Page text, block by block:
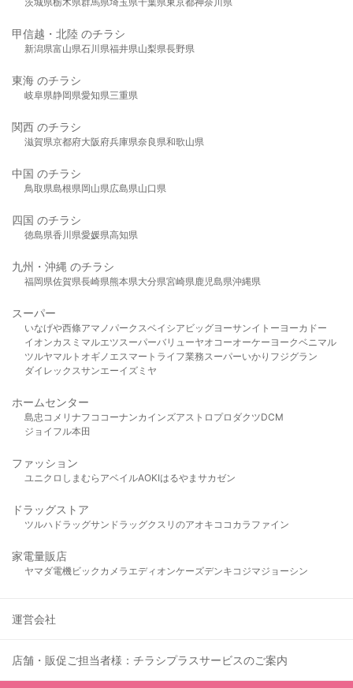
甲信越・北陸 のチラシ
新潟県富山県石川県福井県山梨県長野県
東海 のチラシ
岐阜県静岡県愛知県三重県
関西 のチラシ
滋賀県京都府大阪府兵庫県奈良県和歌山県
中国 のチラシ
鳥取県島根県岡山県広島県山口県
四国 のチラシ
徳島県香川県愛媛県高知県
九州・沖縄 のチラシ
福岡県佐賀県長崎県熊本県大分県宮崎県鹿児島県沖縄県
スーパー
いなげや西條アマノパークスベイシア ビッグヨーサンイトーヨーカドー
イオンカスミ マルエツスーパーバリューヤオコーオーケー ヨークベニマル
ツルヤマルト オギノ エスマート ライフ業務スーパーいかり フジグラン
ダイレックスサンエーイズミヤ
ホームセンター
島忠 コメリ ナフコ コーナンカインズアストロプロダクツDCM
ジョイフル本田
ファッション
ユニクロ しまむら アベイルAOKIはるやま サカゼン
ドラッグストア
ツルハドラッグサンドラッグクスリのアオキ ココカラファイン
家電量販店
ヤマダ電機ビックカメラ エディオンケーズデンキ コジマジョーシン
運営会社
店舗・販促ご担当者様：チラシプラスサービスのご案内